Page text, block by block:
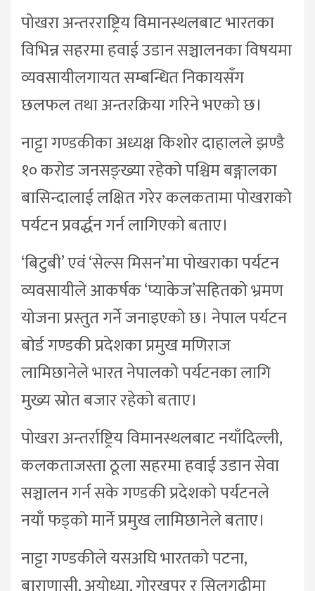
पोखरा अन्तरराष्ट्रिय विमानस्थलबाट भारतका
विभिन्न सहरमा हवाई उडान सञ्चालनका विषयमा
व्यवसायीलगायत सम्बन्धित निकायसँग
छलफल तथा अन्तरक्रिया गरिने भएको छ।
नाट्टा गण्डकीका अध्यक्ष किशोर दाहालले झण्डै
१० करोड जनसङ्ख्या रहेको पश्चिम बङ्गालका
बासिन्दालाई लक्षित गरेर कलकतामा पोखराको
पर्यटन प्रवर्द्धन गर्न लागिएको बताए।
‘बिटुबी’ एवं ‘सेल्स मिसन’मा पोखराका पर्यटन
व्यवसायीले आकर्षक ‘प्याकेज’सहितको भ्रमण
योजना प्रस्तुत गर्ने जनाइएको छ। नेपाल पर्यटन
बोर्ड गण्डकी प्रदेशका प्रमुख मणिराज
लामिछानेले भारत नेपालको पर्यटनका लागि
मुख्य स्रोत बजार रहेको बताए।
पोखरा अन्तर्राष्ट्रिय विमानस्थलबाट नयाँदिल्ली,
कलकताजस्ता ठूला सहरमा हवाई उडान सेवा
सञ्चालन गर्न सके गण्डकी प्रदेशको पर्यटनले
नयाँ फड्को मार्ने प्रमुख लामिछानेले बताए।
नाट्टा गण्डकीले यसअघि भारतको पटना,